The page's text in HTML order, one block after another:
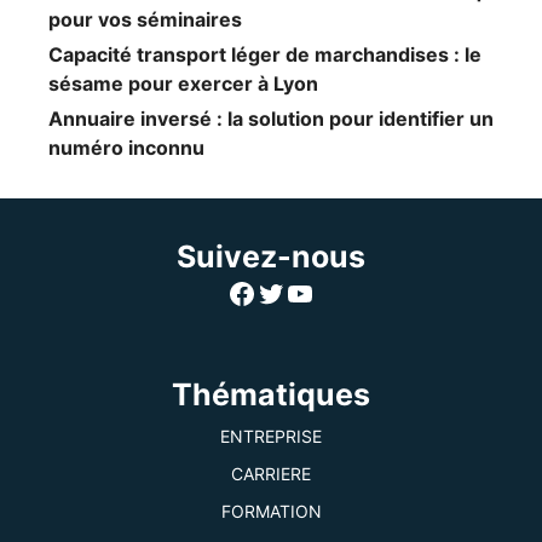
pour vos séminaires
Capacité transport léger de marchandises : le
sésame pour exercer à Lyon
Annuaire inversé : la solution pour identifier un
numéro inconnu
Suivez-nous
Facebook
Twitter
YouTube
Thématiques
ENTREPRISE
CARRIERE
FORMATION